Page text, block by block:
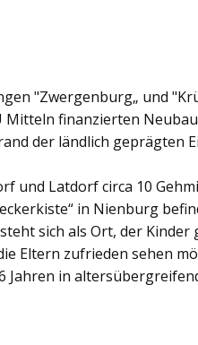
"Zwergenburg„ und
Mitteln finanzierten
der ländlich geprägten
und Latdorf circa 10
in Nienburg
sich als Ort, der Kinder
Eltern zufrieden sehen
Jahren in